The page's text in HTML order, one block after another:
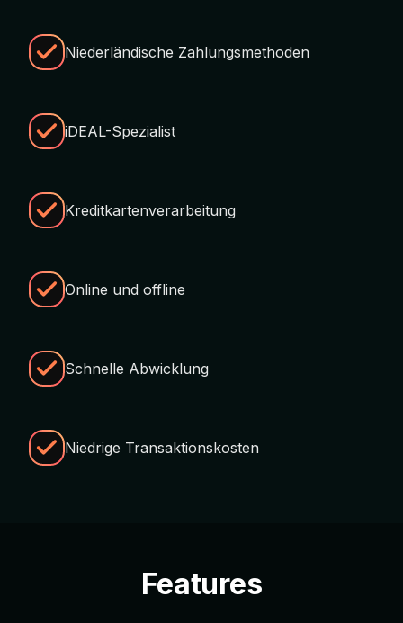
Niederländische Zahlungsmethoden
iDEAL-Spezialist
Kreditkartenverarbeitung
Online und offline
Schnelle Abwicklung
Niedrige Transaktionskosten
Features